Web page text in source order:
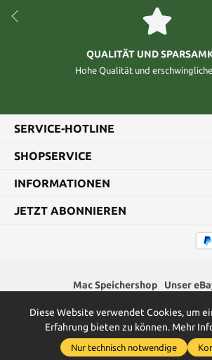
QUALITÄT UND
Hohe Qualität und
SERVICE-HOTLINE
SHOPSERVICE
INFORMATIONEN
JETZT ABONNIEREN
Mac Speichershop Unser
* Alle Preise inkl. gesetzl. Mehrwertsteuer
ggf. Nachnahmegebühren, wenn nicht
2026Green Memory
Diese Website verwendet Cookies, um
Erfahrung bieten zu können. Mehr
Nur technisch notwendige